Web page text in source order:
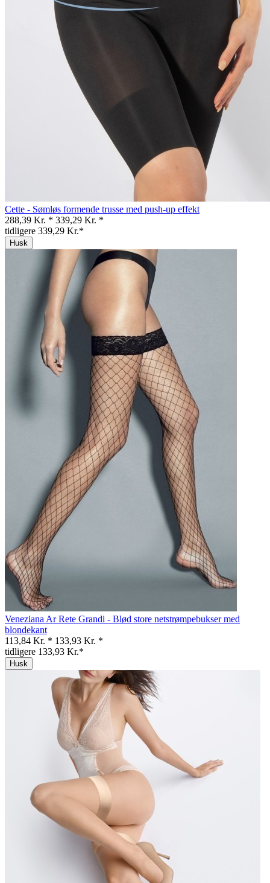
Cette - Sømløs formende trusse med push-up effekt
288,39 Kr. * 339,29 Kr. *
tidligere 339,29 Kr.*
Husk
Veneziana Ar Rete Grandi - Blød store netstrømpebukser med
blondekant
113,84 Kr. * 133,93 Kr. *
tidligere 133,93 Kr.*
Husk